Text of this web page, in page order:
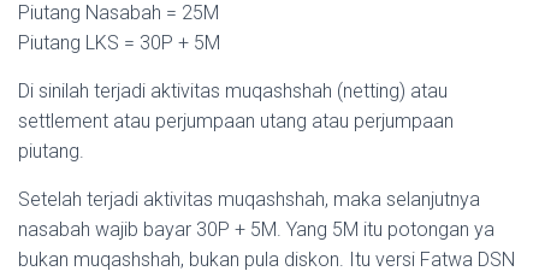
Piutang Nasabah = 25M
Piutang LKS = 30P + 5M
Di sinilah terjadi aktivitas muqashshah (netting) atau
settlement atau perjumpaan utang atau perjumpaan
piutang.
Setelah terjadi aktivitas muqashshah, maka selanjutnya
nasabah wajib bayar 30P + 5M. Yang 5M itu potongan ya
bukan muqashshah, bukan pula diskon. Itu versi Fatwa DSN